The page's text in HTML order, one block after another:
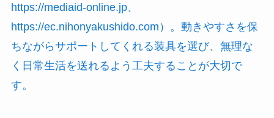
https://mediaid-online.jp、
https://ec.nihonyakushido.com）。動きやすさを保
ちながらサポートしてくれる装具を選び、無理な
く日常生活を送れるよう工夫することが大切で
す。